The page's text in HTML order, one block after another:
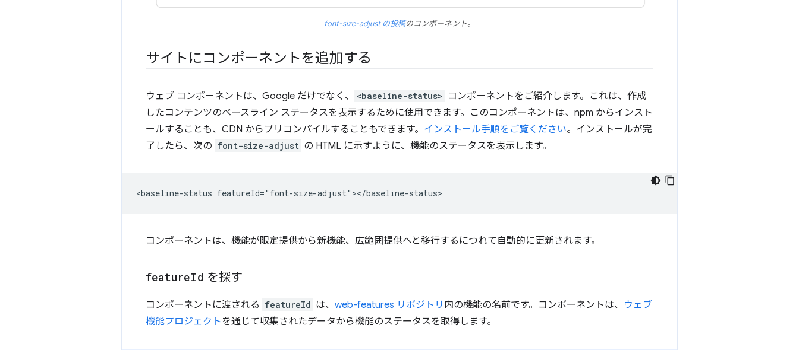
font-size-adjust の投稿のコンポーネント。
サイトにコンポーネントを追加する
ウェブ コンポーネントは、Google だけでなく、 <baseline-status> コンポーネントをご紹介します。これは、作成
したコンテンツのベースライン ステータスを表示するために使用できます。このコンポーネントは、npm からインスト
ールすることも、CDN からプリコンパイルすることもできます。 インストール手順をご覧ください。インストールが完
了したら、次の font-size-adjust の HTML に示すように、機能のステータスを表示します。
コンポーネントは、機能が限定提供から新機能、広範囲提供へと移行するにつれて自動的に更新されます。
featureId を探す
コンポーネントに渡される featureId は、 web-features リポジトリ 内の機能の名前です。コンポーネントは、 ウェブ
機能プロジェクトを通じて収集されたデータから機能のステータスを取得します。